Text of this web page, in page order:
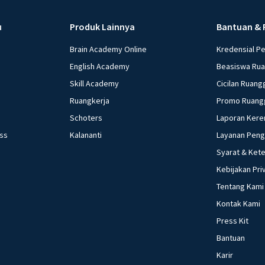
beberapa
harga. Yang
d. 3) dan 5) e. 4) dan 5) Investasi bank lesu, daya beli melemah
kepada
moneter yang
bunga bank b.
masyarakat d.
Akibat yang
kebijakan
tetap b. Output
naik d. Output
bawah ini yang
moneter
Market
Policy)/ Tight
Produk Lainnya
Brain Academy Online
English Academy
Skill Academy
Ruangkerja
Schoters
Kalananti
Bantuan &
Kredensial
Beasiswa
Cicilan
Promo
Laporan
Layanan
Syarat &
Kebijakan
Tentang Kami
Kontak Kami
Press Kit
Bantuan
Karir